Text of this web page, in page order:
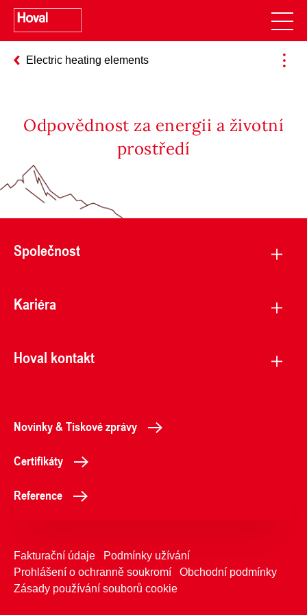
Electric heating elements
Odpovědnost za energii a životní
prostředí
Společnost
Kariéra
Hoval kontakt
Novinky & Tiskové zprávy
Certifikáty
Reference
Fakturační údaje
Podmínky užívání
Prohlášení o ochranně soukromí
Obchodní podmínky
Zásady používání souborů cookie